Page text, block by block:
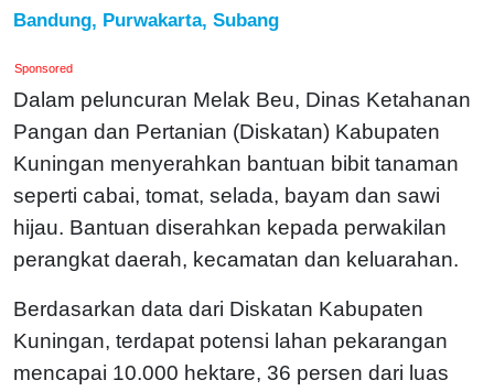
Bandung, Purwakarta, Subang
Sponsored
Dalam peluncuran Melak Beu, Dinas Ketahanan
Pangan dan Pertanian (Diskatan) Kabupaten
Kuningan menyerahkan bantuan bibit tanaman
seperti cabai, tomat, selada, bayam dan sawi
hijau. Bantuan diserahkan kepada perwakilan
perangkat daerah, kecamatan dan keluarahan.
Berdasarkan data dari Diskatan Kabupaten
Kuningan, terdapat potensi lahan pekarangan
mencapai 10.000 hektare, 36 persen dari luas